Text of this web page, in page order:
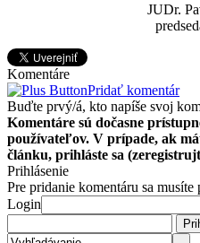
JUDr.
Komentáre
Pridať komentár
Buďte prvý/á, kto napíše svoj
Komentáre sú dočasne
používateľov. V prípade, ak
článku, prihláste sa
Prihlásenie
Pre pridanie komentáru sa
Login